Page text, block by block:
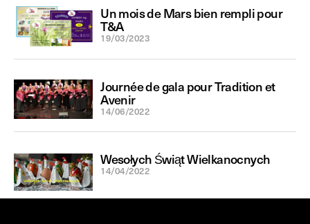
Un mois de Mars bien rempli pour
T&A
19/03/2023
Journée de gala pour Tradition et
Avenir
14/06/2022
Wesołych Świąt Wielkanocnych
14/04/2022